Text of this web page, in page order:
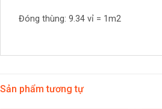
Đóng thùng: 9.34 vỉ = 1m2
Sản phẩm tương tự